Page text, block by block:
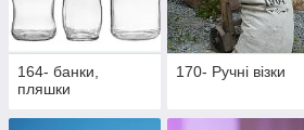
164- банки,
пляшки
170- Ручні візки